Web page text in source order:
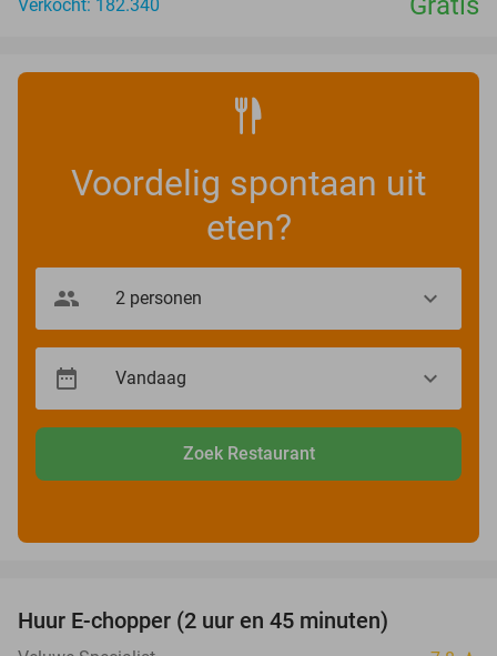
Verkocht: 182.340
Voordelig spontaan uit
eten?
Zoek Restaurant
Huur E-chopper (2 uur en 45 minuten)